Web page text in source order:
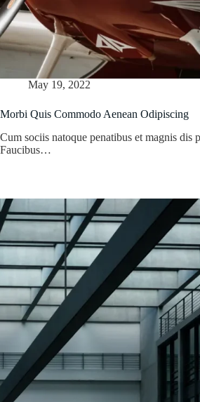
May 19, 2022
Morbi Quis Commodo Aenean Odipiscing
Cum sociis natoque penatibus et magnis dis
Faucibus…